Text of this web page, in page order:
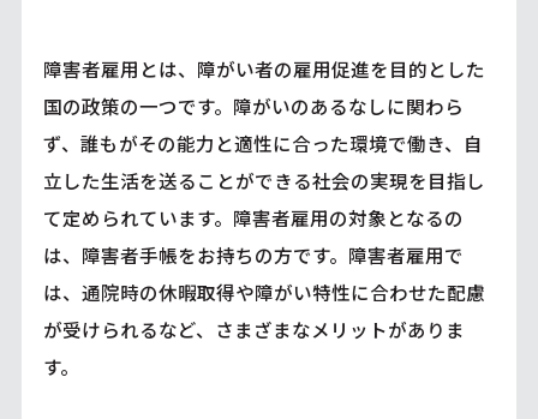
障害者雇用とは、障がい者の雇用促進を目的とした
国の政策の一つです。障がいのあるなしに関わら
ず、誰もがその能力と適性に合った環境で働き、自
立した生活を送ることができる社会の実現を目指し
て定められています。障害者雇用の対象となるの
は、障害者手帳をお持ちの方です。障害者雇用で
は、通院時の休暇取得や障がい特性に合わせた配慮
が受けられるなど、さまざまなメリットがありま
す。